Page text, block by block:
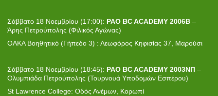
Σάββατο 18 Νοεμβρίου (17:00): PAO BC ACADEMY 2006B –
Άρης Πετρούπολης (Φιλικός Αγώνας)
ΟΑΚΑ Βοηθητικό (Γήπεδο 3) : Λεωφόρος Κηφισίας 37, Μαρούσι
Σάββατο 18 Νοεμβρίου (18:45): PAO BC ACADEMY 2003NΠ –
Ολυμπιάδα Πετρούπολης (Τουρνουά Υποδομών Εσπέρου)
St Lawrence College: Οδός Ανέμων, Κορωπί